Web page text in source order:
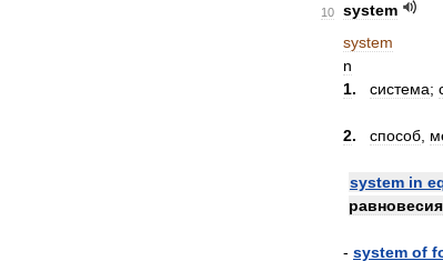
10
system
system
n
1. система;
2. способ
system in
равновесия
- system of